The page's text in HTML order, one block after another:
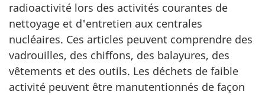
radioactivité lors des activités courantes de
nettoyage et d'entretien aux centrales
nucléaires. Ces articles peuvent comprendre des
vadrouilles, des chiffons, des balayures, des
vêtements et des outils. Les déchets de faible
activité peuvent être manutentionnés de façon